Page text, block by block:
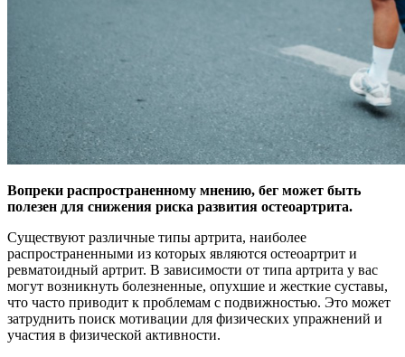
Вопреки распространенному мнению, бег может быть
полезен для снижения риска развития остеоартрита.
Существуют различные типы артрита, наиболее
распространенными из которых являются остеоартрит и
ревматоидный артрит. В зависимости от типа артрита у вас
могут возникнуть болезненные, опухшие и жесткие суставы,
что часто приводит к проблемам с подвижностью. Это может
затруднить поиск мотивации для физических упражнений и
участия в физической активности.